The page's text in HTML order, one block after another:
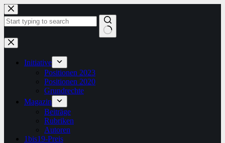
Zum
Inhalt
springen
Keine
Ergebnisse
Initiative
Positionen 2023
Positionen 2020
Grundrechte
Magazin
Beiträge
Rubriken
Autoren
1bis19-Preis